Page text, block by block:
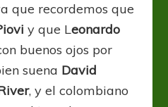
que recordemos que
y que Leonardo
buenos ojos por
suena David
, y el colombiano